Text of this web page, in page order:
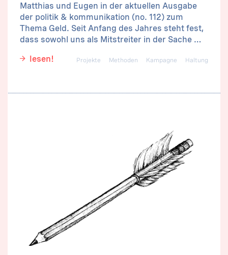
Matthias und Eugen in der aktuellen Ausgabe
der politik & kommunikation (no. 112) zum
Thema Geld. Seit Anfang des Jahres steht fest,
dass sowohl uns als Mitstreiter in der Sache …
lesen!
Haltung
Kampagne
Methoden
Projekte